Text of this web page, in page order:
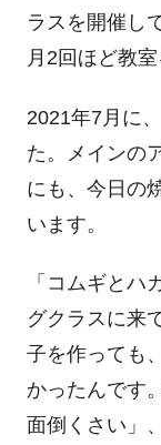
ラスを開催し
月2回ほど教
2021年7月に
た。メインの
にも、今日の
います。
「コムギとハ
グクラスに来
子を作っても
かったんです
面倒くさい」